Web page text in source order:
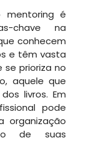
mentoring é
chave na
conhecem
e têm vasta
se prioriza no
aquele que
livros. Em
pode
organização
de suas